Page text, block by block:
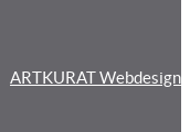
ARTKURAT Webdesign